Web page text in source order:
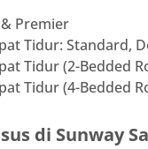
Premier
Tidur: Standard,
Tidur (2-Bedded
Tidur (4-Bedded
di Sunway